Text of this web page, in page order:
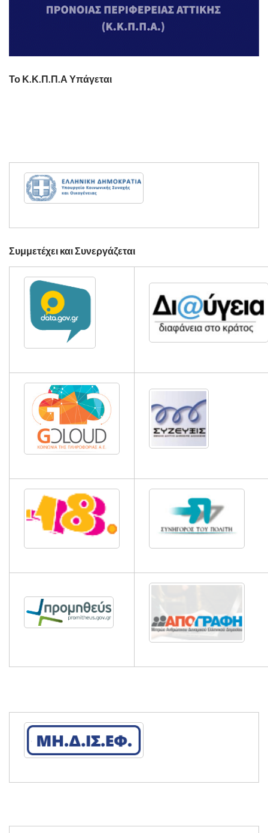
Το Κ.Κ.Π.Π.Α Υπάγεται
Συμμετέχει και Συνεργάζεται